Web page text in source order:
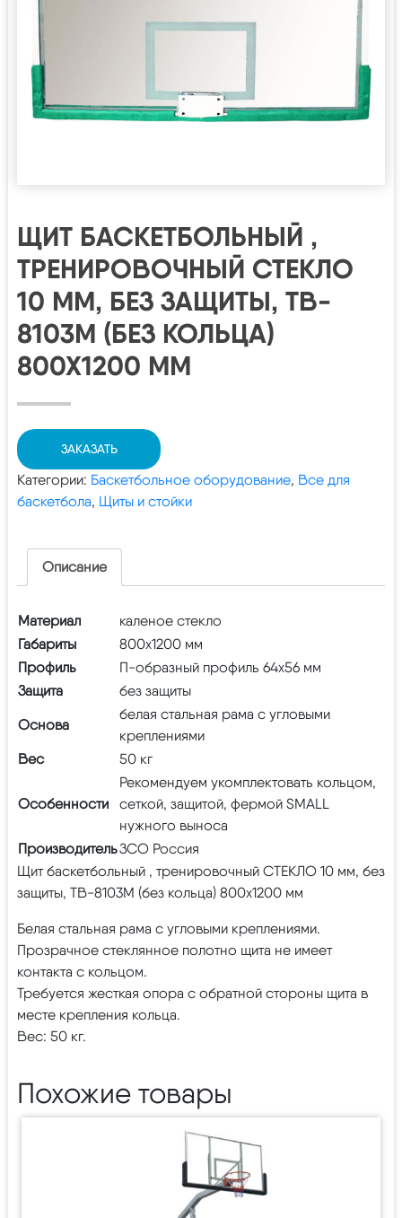
ЩИТ БАСКЕТБОЛЬНЫЙ ,
ТРЕНИРОВОЧНЫЙ СТЕКЛО
10 ММ, БЕЗ ЗАЩИТЫ, TB-
8103М (БЕЗ КОЛЬЦА)
800Х1200 ММ
ЗАКАЗАТЬ
Категории: Баскетбольное оборудование, Все для
баскетбола, Щиты и стойки
Описание
Материал
каленое стекло
Габариты
800х1200 мм
Профиль
П-образный профиль 64х56 мм
Защита
без защиты
Основа
белая стальная рама с угловыми
креплениями
Вес
50 кг
Особенности
Рекомендуем укомплектовать кольцом,
сеткой, защитой, фермой SMALL
нужного выноса
ПроизводительЗСО Россия
Щит баскетбольный , тренировочный СТЕКЛО 10 мм, без
защиты, TB-8103М (без кольца) 800х1200 мм
Белая стальная рама с угловыми креплениями.
Прозрачное стеклянное полотно щита не имеет
контакта с кольцом.
Требуется жесткая опора с обратной стороны щита в
месте крепления кольца.
Вес: 50 кг.
Похожие товары